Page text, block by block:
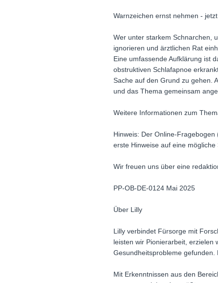
Warnzeichen ernst nehmen -
Wer unter starkem Schnarchen,
ignorieren und ärztlichen Rat
Eine umfassende Aufklärung ist
obstruktiven Schlafapnoe
Sache auf den Grund zu gehen.
und das Thema gemeinsam
Weitere Informationen zum
Hinweis: Der Online-
erste Hinweise auf eine mögliche
Wir freuen uns über eine
PP-OB-DE-0124 Mai 2025
Über Lilly
Lilly verbindet Fürsorge mit
leisten wir Pionierarbeit, erzielen
Gesundheitsprobleme gefunden.
Mit Erkenntnissen aus den